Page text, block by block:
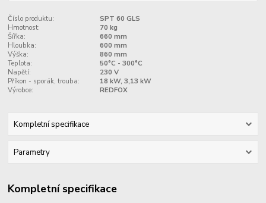
Číslo produktu:
SPT 60 GLS
Hmotnost:
70 kg
Šířka:
660 mm
Hloubka:
600 mm
Výška:
860 mm
Teplota:
50°C - 300°C
Napětí:
230 V
Příkon - sporák, trouba:
18 kW, 3,13 kW
Výrobce:
REDFOX
Kompletní specifikace
Parametry
Kompletní specifikace